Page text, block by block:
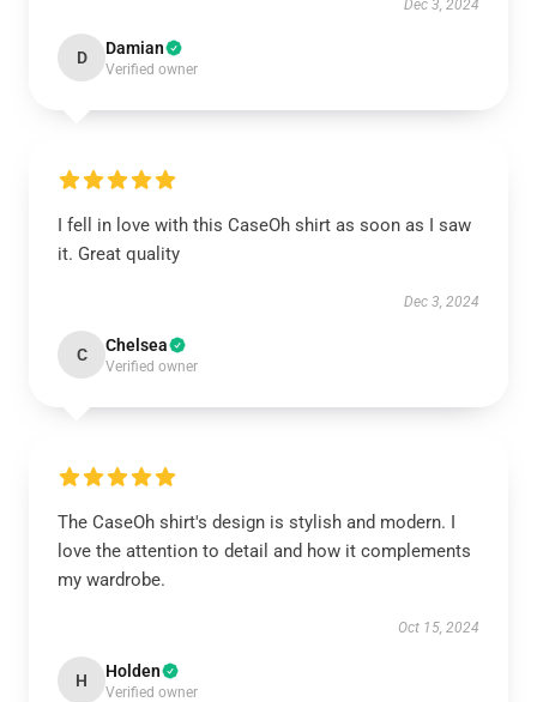
Dec 3, 2024
D Damian
Verified owner
I fell in love with this CaseOh shirt as soon as I saw
it. Great quality
Dec 3, 2024
C Chelsea
Verified owner
The CaseOh shirt's design is stylish and modern. I
love the attention to detail and how it complements
my wardrobe.
Oct 15, 2024
H Holden
Verified owner